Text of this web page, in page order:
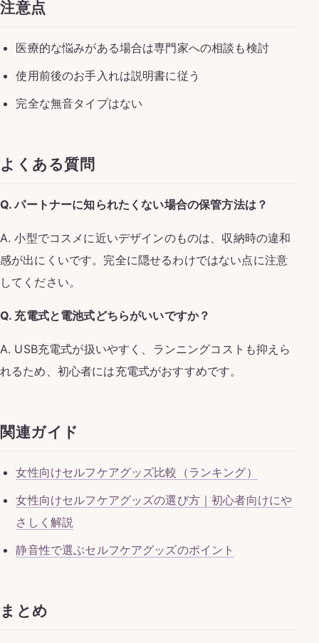
注意点
医療的な悩みがある場合は専門家への相談も検討
使用前後のお手入れは説明書に従う
完全な無音タイプはない
よくある質問
Q. パートナーに知られたくない場合の保管方法は？
A. 小型でコスメに近いデザインのものは、収納時の違和
感が出にくいです。完全に隠せるわけではない点に注意
してください。
Q. 充電式と電池式どちらがいいですか？
A. USB充電式が扱いやすく、ランニングコストも抑えら
れるため、初心者には充電式がおすすめです。
関連ガイド
女性向けセルフケアグッズ比較（ランキング）
女性向けセルフケアグッズの選び方｜初心者向けにや
さしく解説
静音性で選ぶセルフケアグッズのポイント
まとめ